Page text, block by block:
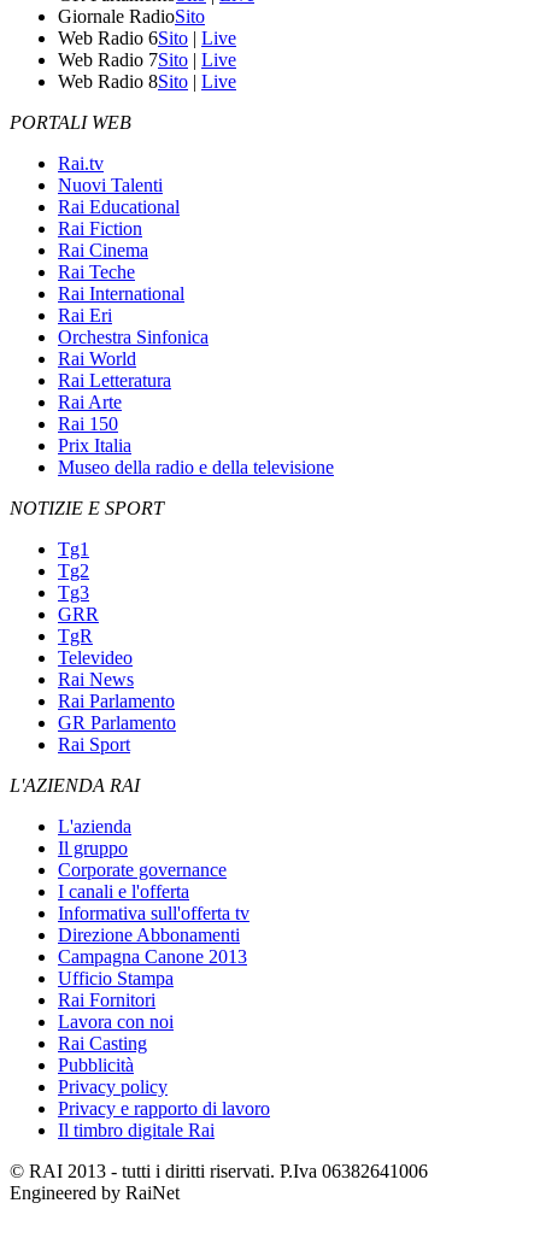
Giornale RadioSito
Web Radio 6Sito | Live
Web Radio 7Sito | Live
Web Radio 8Sito | Live
PORTALI WEB
Rai.tv
Nuovi Talenti
Rai Educational
Rai Fiction
Rai Cinema
Rai Teche
Rai International
Rai Eri
Orchestra Sinfonica
Rai World
Rai Letteratura
Rai Arte
Rai 150
Prix Italia
Museo della radio e della televisione
NOTIZIE E SPORT
Tg1
Tg2
Tg3
GRR
TgR
Televideo
Rai News
Rai Parlamento
GR Parlamento
Rai Sport
L'AZIENDA RAI
L'azienda
Il gruppo
Corporate governance
I canali e l'offerta
Informativa sull'offerta tv
Direzione Abbonamenti
Campagna Canone 2013
Ufficio Stampa
Rai Fornitori
Lavora con noi
Rai Casting
Pubblicità
Privacy policy
Privacy e rapporto di lavoro
Il timbro digitale Rai
© RAI 2013 - tutti i diritti riservati. P.Iva 06382641006
Engineered by RaiNet